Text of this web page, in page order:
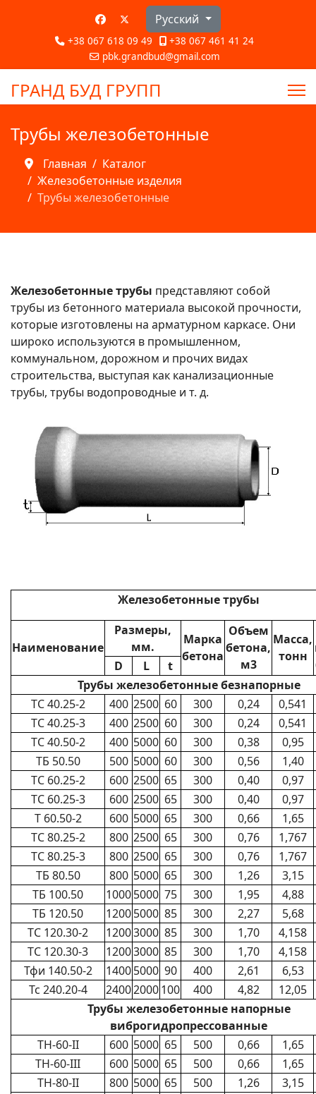
Выберите язык
Русский
+38 067 618 09 49
+38 067 461 41 24
pbk.grandbud@gmail.com
ГРАНД БУД ГРУПП
Трубы железобетонные
Главная
Каталог
Железобетонные изделия
Трубы железобетонные
Железобетонные трубы представляют собой
трубы из бетонного материала высокой прочности,
которые изготовлены на арматурном каркасе. Они
широко используются в промышленном,
коммунальном, дорожном и прочих видах
строительства, выступая как канализационные
трубы, трубы водопроводные и т. д.
Железобетонные трубы
Наименование
Размеры,
мм.
Марка
бетона
Объем
бетона,
м3
Масса,
тонн
D L
t
Трубы железобетонные безнапорные
ТС 40.25-2
400 2500 60 300 0,24
0,541
ТС 40.25-3
400 2500 60 300 0,24
0,541
ТС 40.50-2
400 5000 60 300 0,38
0,95
ТБ 50.50
500 5000 60 300 0,56
1,40
ТС 60.25-2
600 2500 65 300 0,40
0,97
ТС 60.25-3
600 2500 65 300 0,40
0,97
Т 60.50-2
600 5000 65 300 0,66
1,65
ТС 80.25-2
800 2500 65 300 0,76
1,767
ТС 80.25-3
800 2500 65 300 0,76
1,767
ТБ 80.50
800 5000 65 300 1,26
3,15
ТБ 100.50
10005000 75 300 1,95
4,88
ТБ 120.50
12005000 85 300 2,27
5,68
ТС 120.30-2
12003000 85 300 1,70
4,158
ТС 120.30-3
12003000 85 300 1,70
4,158
Тфи 140.50-2
14005000 90 400 2,61
6,53
Тс 240.20-4
24002000100 400 4,82
12,05
Трубы железобетонные напорные
виброгидропрессованные
ТН-60-ІІ
600 5000 65 500 0,66
1,65
ТН-60-ІІІ
600 5000 65 500 0,66
1,65
ТН-80-ІІ
800 5000 65 500 1,26
3,15